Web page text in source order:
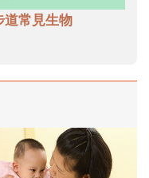
道常見生物